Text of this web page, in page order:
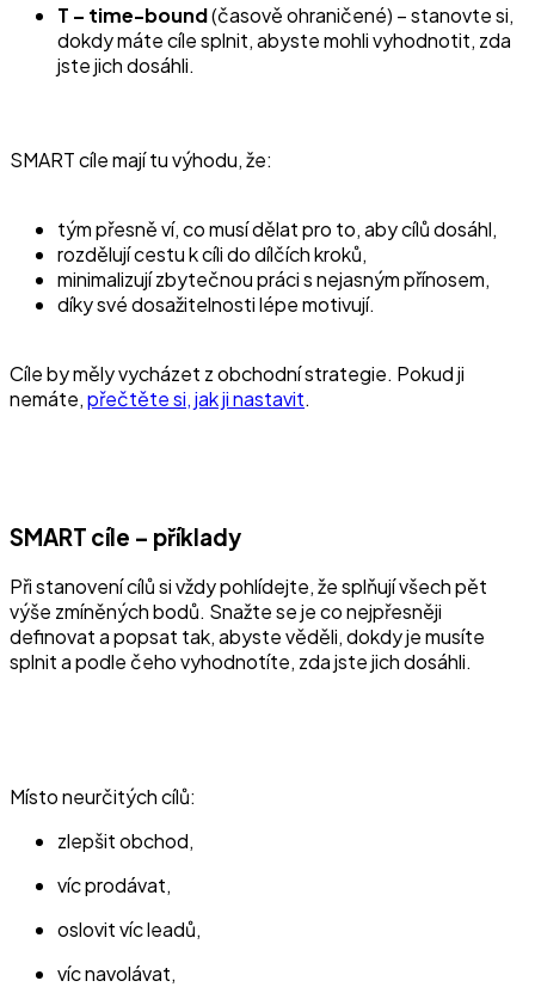
T – time-bound(časově ohraničené) – stanovte si,
dokdy máte cíle splnit, abyste mohli vyhodnotit, zda
jste jich dosáhli.
SMART cíle mají tu výhodu, že:
tým přesně ví, co musí dělat pro to, aby cílů dosáhl,
rozdělují cestu k cíli do dílčích kroků,
minimalizují zbytečnou práci s nejasným přínosem,
díky své dosažitelnosti lépe motivují.
Cíle by měly vycházet z obchodní strategie. Pokud ji
nemáte,přečtěte si, jak ji nastavit.
SMART cíle – příklady
Při stanovení cílů si vždy pohlídejte, že splňují všech pět
výše zmíněných bodů. Snažte se je co nejpřesněji
definovat a popsat tak, abyste věděli, dokdy je musíte
splnit a podle čeho vyhodnotíte, zda jste jich dosáhli.
Místo neurčitých cílů:
zlepšit obchod,
víc prodávat,
oslovit víc leadů,
víc navolávat,